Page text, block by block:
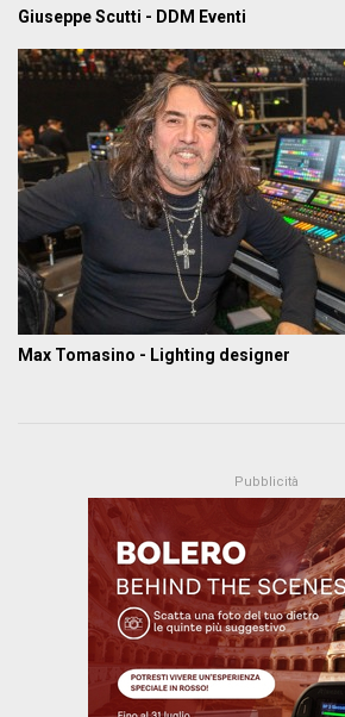
Giuseppe Scutti - DDM Eventi
Max Tomasino - Lighting designer